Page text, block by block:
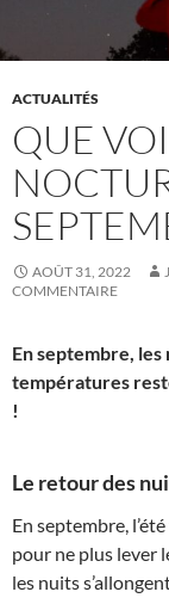
ACTUALITÉS
QUE
AOÛT 31, 2022
COMMENTAIRE
En septembre,
températures
!
Le retour des
En septembre,
pour ne plus lever
les nuits